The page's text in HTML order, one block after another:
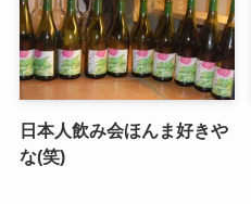
日本人飲み会ほんま好きや
な(笑)